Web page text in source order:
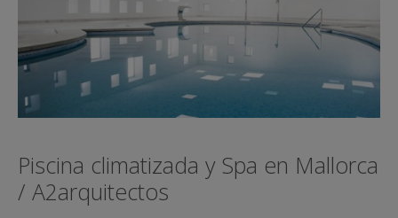
Piscina climatizada y Spa en Mallorca
/ A2arquitectos